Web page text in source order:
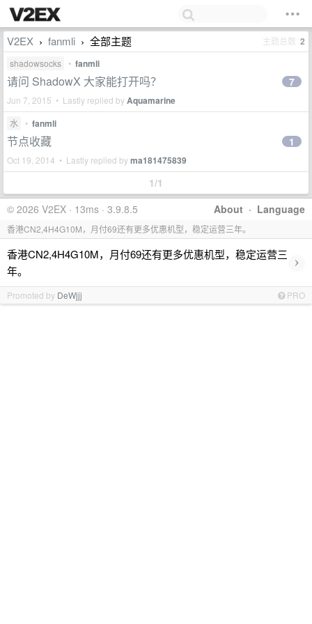
V2EX › fanmli › 全部主题 主题总数 2
shadowsocks • fanmli
请问 ShadowX 大家能打开吗？
Jun 7, 2015 • Lastly replied byAquamarine
7
水 • fanmli
节点收藏
Oct 19, 2014 • Lastly replied byma181475839
1
1/1
About · Language
© 2026 V2EX · 13ms · 3.9.8.5
香港CN2,4H4G10M，月付69还有更多优惠机型，稳定运营三年。
香港CN2,4H4G10M，月付69还有更多优惠机型，稳定运营三
年。
›
Promoted by DeWjjj PRO